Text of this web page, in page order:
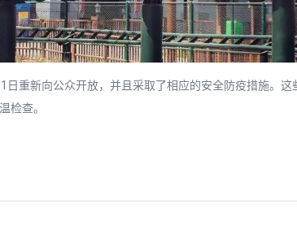
日重新向公众开放，并且采取了相应的安全防疫措施。这
检查。